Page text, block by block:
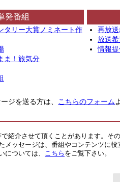
発番組
タリー大賞ノミネート作
ま！旅気分
再放
放送
情報
ジを送る方は、 こちらのフォーム
で紹介させて頂くことがあります。そ
メッセージは、番組やコンテンツに
については、
こちら をご覧下さい。